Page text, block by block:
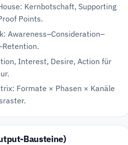
Kernbotschaft, Supporting
Points.
Awareness–Consideration–
Interest, Desire, Action für
Formate × Phasen × Kanäle
Bausteine)